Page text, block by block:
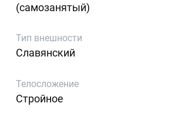
(самозанятый)
Тип внешности
Славянский
Телосложение
Стройное